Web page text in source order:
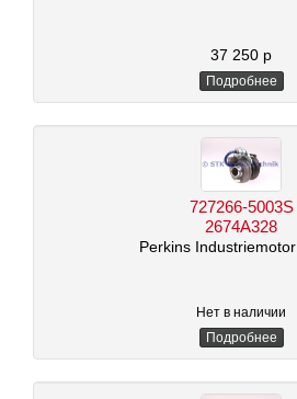
37 250 р
Подробнее
727266-5003S
2674A328
Perkins Industriemotor
Нет в наличии
Подробнее